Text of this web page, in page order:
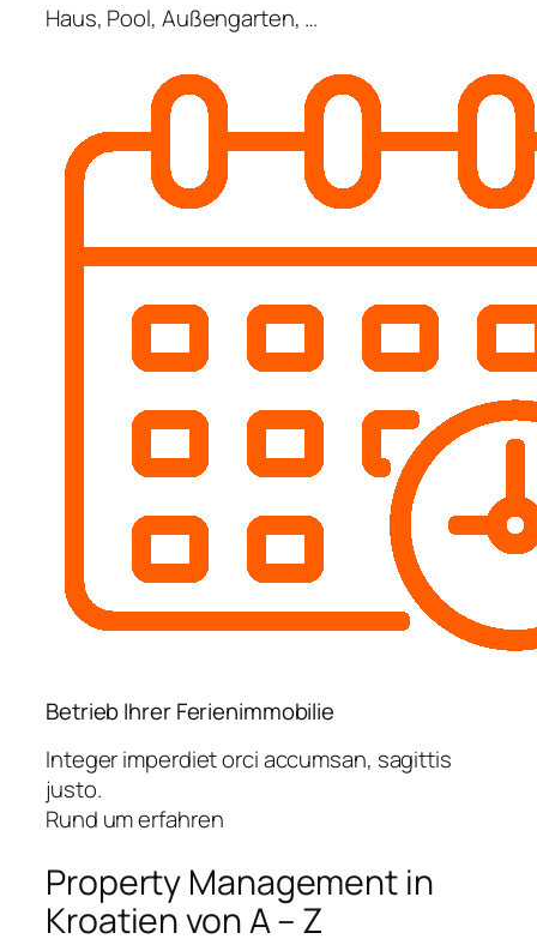
Haus, Pool, Außengarten, …
Betrieb Ihrer Ferienimmobilie
Integer imperdiet orci accumsan, sagittis
justo.
Rund um erfahren
Property Management in
Kroatien von A – Z